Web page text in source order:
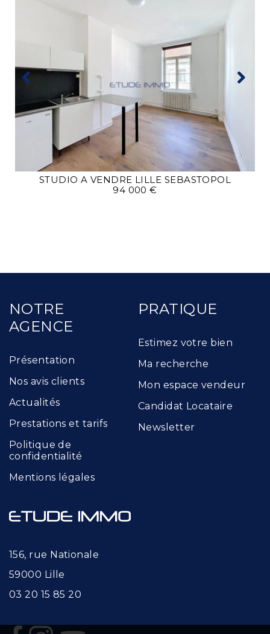
STUDIO A VENDRE LILLE SEBASTOPOL
94 000 €
NOTRE
AGENCE
Présentation
Nos avis clients
Actualités
Prestations et tarifs
Politique de
confidentialité
Mentions légales
PRATIQUE
Estimez votre bien
Ma recherche
Mon espace vendeur
Candidat Locataire
Newsletter
156, rue Nationale
59000 Lille
03 20 15 85 20